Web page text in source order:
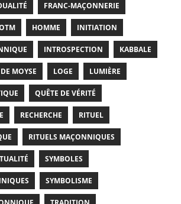
FRANC-MAÇONNERIE
HOMME INITIATION
INTROSPECTION KABBALE
MOYSE LOGE LUMIÈRE
QUÊTE DE VÉRITÉ
RECHERCHE RITUEL
RITUELS MAÇONNIQUES
SYMBOLES
SYMBOLISME